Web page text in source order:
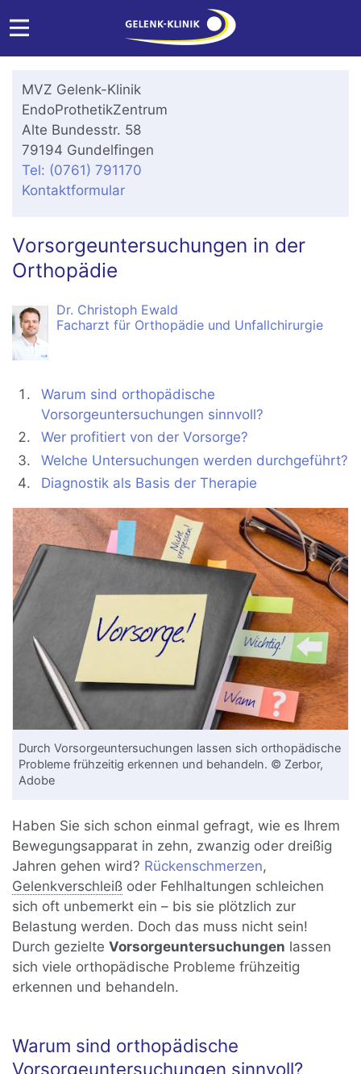
MVZ Gelenk-Klinik
EndoProthetikZentrum
Alte Bundesstr. 58
79194 Gundelfingen
Tel: (0761) 791170
Kontaktformular
Vorsorgeuntersuchungen in der
Orthopädie
Dr. Christoph Ewald
Facharzt für Orthopädie und Unfallchirurgie
Warum sind orthopädische
Vorsorgeuntersuchungen sinnvoll?
Wer profitiert von der Vorsorge?
Welche Untersuchungen werden durchgeführt?
Diagnostik als Basis der Therapie
Durch Vorsorgeuntersuchungen lassen sich orthopädische
Probleme frühzeitig erkennen und behandeln. © Zerbor,
Adobe
Haben Sie sich schon einmal gefragt, wie es Ihrem
Bewegungsapparat in zehn, zwanzig oder dreißig
Jahren gehen wird? Rückenschmerzen,
Gelenkverschleiß oder Fehlhaltungen schleichen
sich oft unbemerkt ein – bis sie plötzlich zur
Belastung werden. Doch das muss nicht sein!
Durch gezielteVorsorgeuntersuchungen lassen
sich viele orthopädische Probleme frühzeitig
erkennen und behandeln.
Warum sind orthopädische
Vorsorgeuntersuchungen sinnvoll?